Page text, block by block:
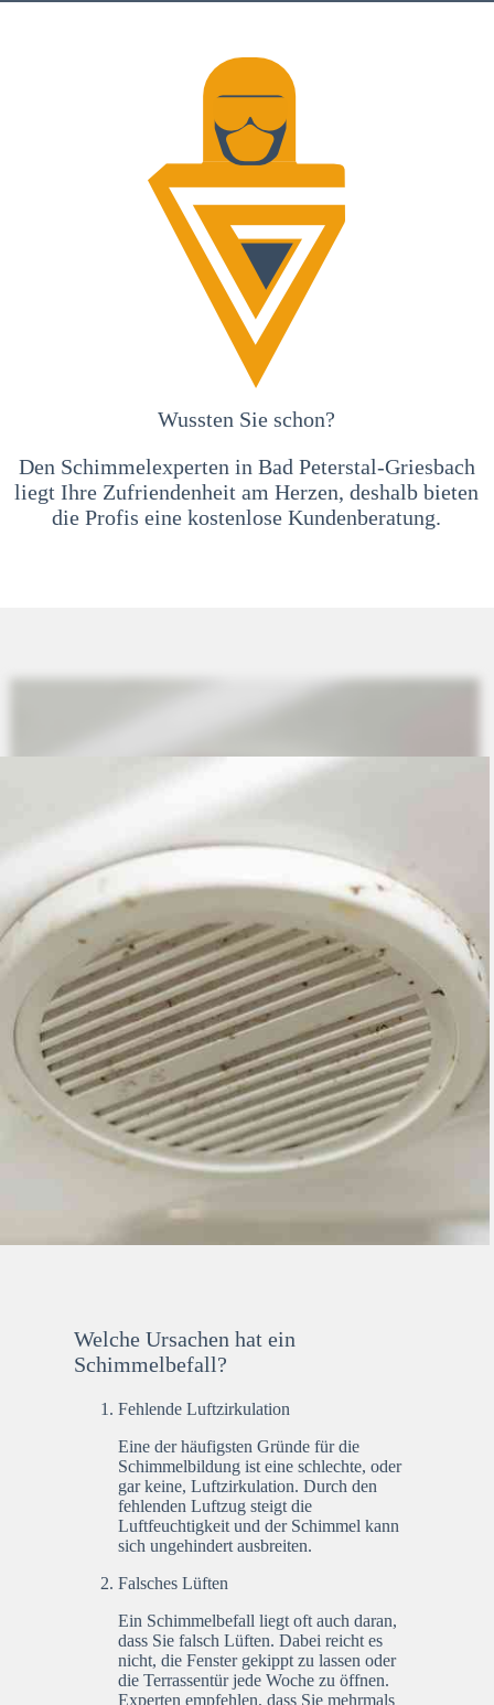
Wussten Sie schon?
Den Schimmelexperten in Bad Peterstal-Griesbach
liegt Ihre Zufriendenheit am Herzen, deshalb bieten
die Profis eine kostenlose Kundenberatung.
Welche Ursachen hat ein
Schimmelbefall?
Fehlende Luftzirkulation
Eine der häufigsten Gründe für die
Schimmelbildung ist eine schlechte, oder
gar keine, Luftzirkulation. Durch den
fehlenden Luftzug steigt die
Luftfeuchtigkeit und der Schimmel kann
sich ungehindert ausbreiten.
Falsches Lüften
Ein Schimmelbefall liegt oft auch daran,
dass Sie falsch Lüften. Dabei reicht es
nicht, die Fenster gekippt zu lassen oder
die Terrassentür jede Woche zu öffnen.
Experten empfehlen, dass Sie mehrmals